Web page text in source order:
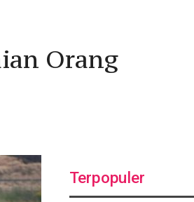
Orang
Terpopuler